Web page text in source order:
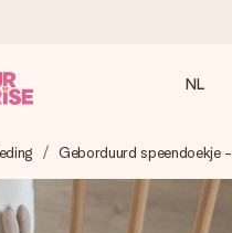
en zorgen dat het
jij kunt geven op precies
het meeste betekent.
NL
Geborduurd speendoekje